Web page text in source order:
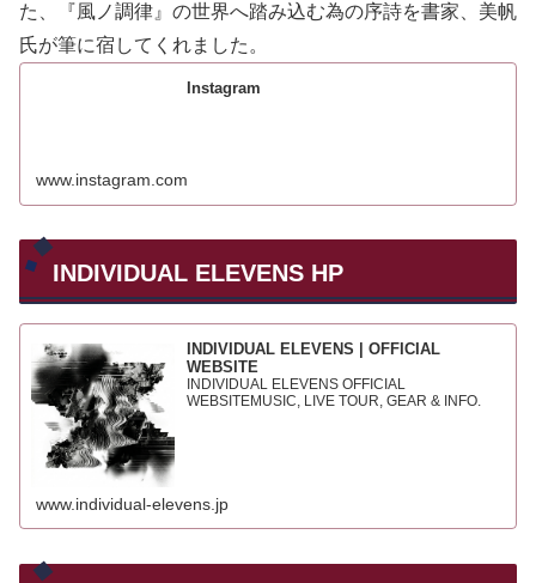
た、『風ノ調律』の世界へ踏み込む為の序詩を書家、美帆
氏が筆に宿してくれました。
Instagram
www.instagram.com
INDIVIDUAL ELEVENS HP
INDIVIDUAL ELEVENS | OFFICIAL
WEBSITE
INDIVIDUAL ELEVENS OFFICIAL
WEBSITEMUSIC, LIVE TOUR, GEAR & INFO.
www.individual-elevens.jp